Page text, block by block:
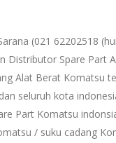
(021 62202518
Distributor Spare Part
Alat Berat Komatsu
seluruh kota
Part Komatsu
/ suku cadang